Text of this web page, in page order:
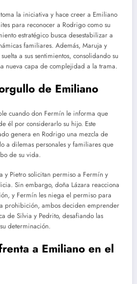
la iniciativa y hace creer a Emiliano
para reconocer a Rodrigo como su
estratégico busca desestabilizar a
familiares. Además, Maruja y
a sus sentimientos, consolidando su
nueva capa de complejidad a la trama.
de Emiliano
cuando don Fermín le informa que
él por considerarlo su hijo. Este
genera en Rodrigo una mezcla de
a dilemas personales y familiares que
de su vida.
y Pietro solicitan permiso a Fermín y
Sin embargo, doña Lázara reacciona
y Fermín les niega el permiso para
prohibición, ambos deciden emprender
de Silvia y Pedrito, desafiando las
determinación.
a Emiliano en el